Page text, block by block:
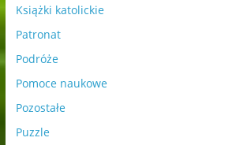
Książki katolickie
Patronat
Podróże
Pomoce naukowe
Pozostałe
Puzzle